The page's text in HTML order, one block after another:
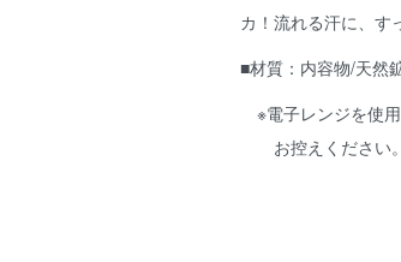
カ！流れる汗に、す
■材質：内容物/天然
※電子レンジを使
お控えください。